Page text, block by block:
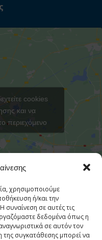
χρησιμοποιούμε
ή/και την
σε αυτές τις
δεδομένα όπως η
σε αυτόν τον
της συγκατάθεσης μπορεί να
cookies
και να
περιεχόμενο